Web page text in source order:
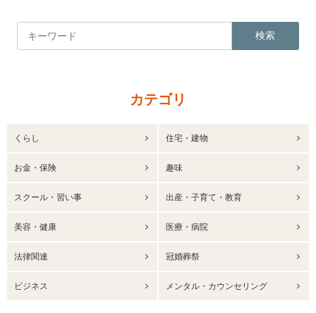
検索
カテゴリ
くらし 住宅・建物
お金・保険 趣味
スクール・習い事 出産・子育て・教育
美容・健康 医療・病院
法律関連 冠婚葬祭
ビジネス メンタル・カウンセリング